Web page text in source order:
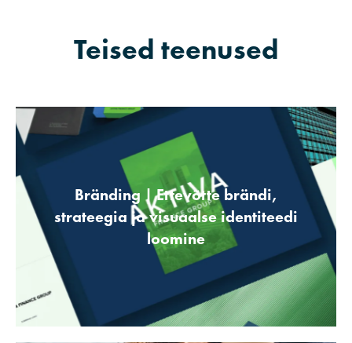
Teised teenused
Bränding | Ettevõtte brändi,
strateegia ja visuaalse identiteedi
loomine